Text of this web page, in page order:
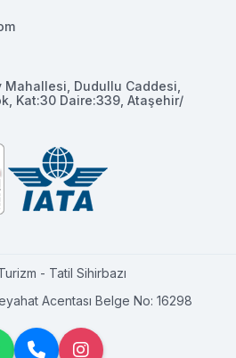
Dudullu Caddesi,
Kat:30 Daire:339, Ataşehir/
- Tatil Sihirbazı
Acentası Belge No: 16298